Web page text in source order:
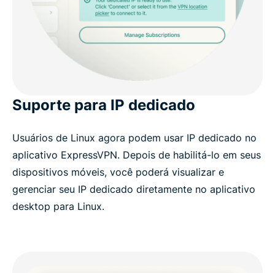
Suporte para IP dedicado
Usuários de Linux agora podem usar IP dedicado no
aplicativo ExpressVPN. Depois de habilitá-lo em seus
dispositivos móveis, você poderá visualizar e
gerenciar seu IP dedicado diretamente no aplicativo
desktop para Linux.